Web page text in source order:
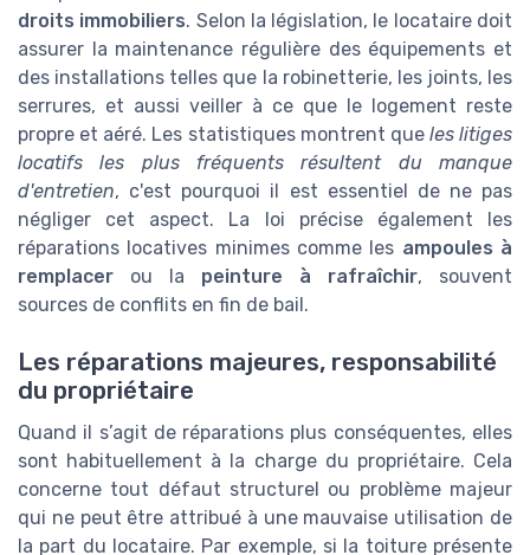
droits immobiliers. Selon la législation, le locataire doit
assurer la maintenance régulière des équipements et
des installations telles que la robinetterie, les joints, les
serrures, et aussi veiller à ce que le logement reste
propre et aéré. Les statistiques montrent que les litiges
locatifs les plus fréquents résultent du manque
d'entretien, c'est pourquoi il est essentiel de ne pas
négliger cet aspect. La loi précise également les
réparations locatives minimes comme les ampoules à
remplacer ou la peinture à rafraîchir, souvent
sources de conflits en fin de bail.
Les réparations majeures, responsabilité
du propriétaire
Quand il s’agit de réparations plus conséquentes, elles
sont habituellement à la charge du propriétaire. Cela
concerne tout défaut structurel ou problème majeur
qui ne peut être attribué à une mauvaise utilisation de
la part du locataire. Par exemple, si la toiture présente